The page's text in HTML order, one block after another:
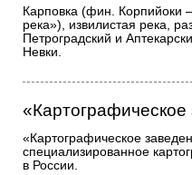
Карповка (фин. Корпийоки
река»), извилистая река,
Петроградский и
Невки.
«Картографическое
специализированное
в России.